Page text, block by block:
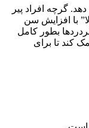
روی می دهد. گرچه افراد پیر
با افزایش سن
بطور کامل
کند تا برای